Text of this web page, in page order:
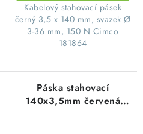
Kabelový stahovací pásek
černý 3,5 x 140 mm, svazek Ø
3-36 mm, 150 N Cimco
181864
Páska stahovací
140x3,5mm červená